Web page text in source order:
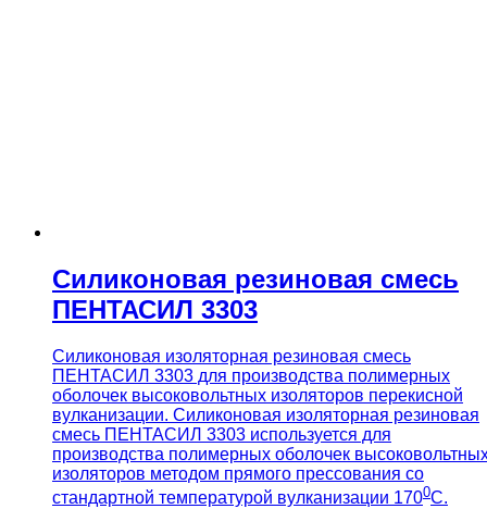
Силиконовая резиновая смесь
ПЕНТАСИЛ 3303
Силиконовая изоляторная резиновая смесь
ПЕНТАСИЛ 3303 для производства полимерных
оболочек высоковольтных изоляторов перекисной
вулканизации. Силиконовая изоляторная резиновая
смесь ПЕНТАСИЛ 3303 используется для
производства полимерных оболочек
изоляторов методом прямого прессования со
стандартной температурой вулканизации 1700С.